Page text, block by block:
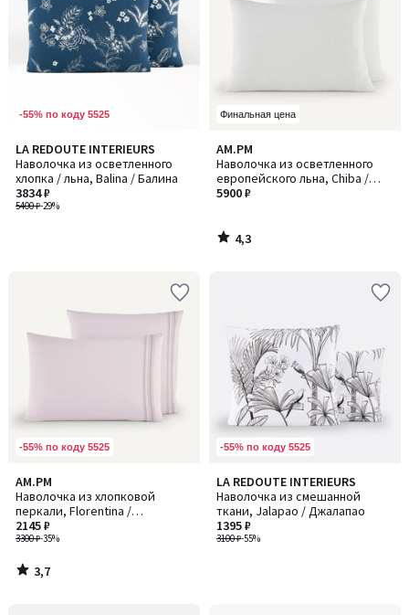
-55% по коду 5525
LA REDOUTE INTERIEURS
Наволочка из осветленного
хлопка / льна, Balina / Балина
5400 ₽-29%
3834 ₽
Финальная цена
AM.PM
Наволочка из осветленного
европейского льна, Chiba /
Шиба
5900 ₽
4,3
/ 5
4,3
/
-55% по коду 5525
AM.PM
Наволочка из хлопковой
перкали, Florentina /
Флорентина
3300 ₽-35%
2145 ₽
3,7
/ 5
3,7
/
-55% по коду 5525
LA REDOUTE INTERIEURS
Наволочка из смешанной
ткани, Jalapao / Джалапао
3100 ₽-55%
1395 ₽